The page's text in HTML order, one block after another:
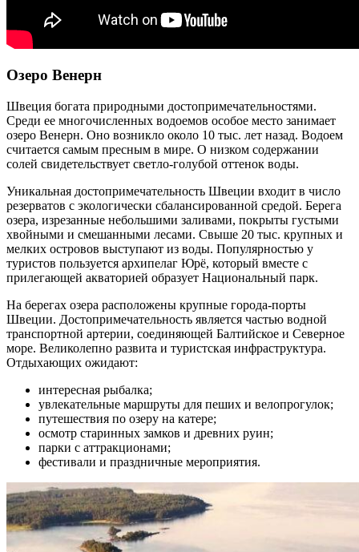
Озеро Венерн
Швеция богата природными достопримечательностями.
Среди ее многочисленных водоемов особое место занимает
озеро Венерн. Оно возникло около 10 тыс. лет назад. Водоем
считается самым пресным в мире. О низком содержании
солей свидетельствует светло-голубой оттенок воды.
Уникальная достопримечательность Швеции входит в число
резерватов с экологически сбалансированной средой. Берега
озера, изрезанные небольшими заливами, покрыты густыми
хвойными и смешанными лесами. Свыше 20 тыс. крупных и
мелких островов выступают из воды. Популярностью у
туристов пользуется архипелаг Юрё, который вместе с
прилегающей акваторией образует Национальный парк.
На берегах озера расположены крупные города-порты
Швеции. Достопримечательность является частью водной
транспортной артерии, соединяющей Балтийское и Северное
море. Великолепно развита и туристская инфраструктура.
Отдыхающих ожидают:
интересная рыбалка;
увлекательные маршруты для пеших и велопрогулок;
путешествия по озеру на катере;
осмотр старинных замков и древних руин;
парки с аттракционами;
фестивали и праздничные мероприятия.